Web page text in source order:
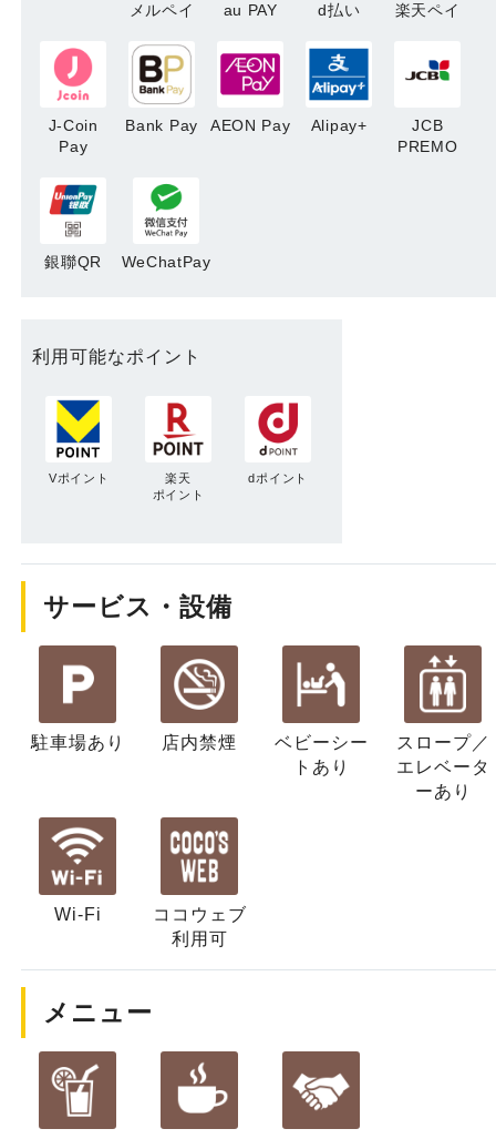
メルペイ au PAY d払い 楽天ペイ
J-Coin
Pay
Bank Pay AEON Pay Alipay+
JCB
PREMO
銀聯QR WeChatPay
利用可能なポイント
Vポイント
楽天
ポイント
dポイント
サービス・設備
駐車場あり 店内禁煙
ベビーシー
ト あり
スロープ／
エレベータ
ーあり
Wi-Fi
ココウェブ
利用可
メニュー